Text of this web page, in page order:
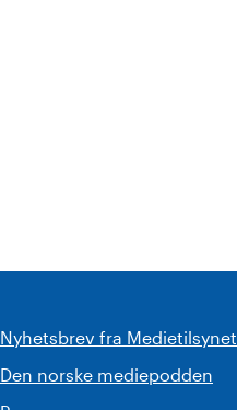
Nyhetsbrev fra Medietilsynet
Den norske mediepodden